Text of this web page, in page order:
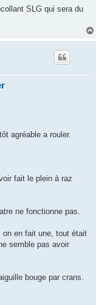
SLG qui sera du
agréable a rouler.
fait le plein à raz
ne fonctionne pas.
on en fait une, tout était
semble pas avoir
bouge par crans.